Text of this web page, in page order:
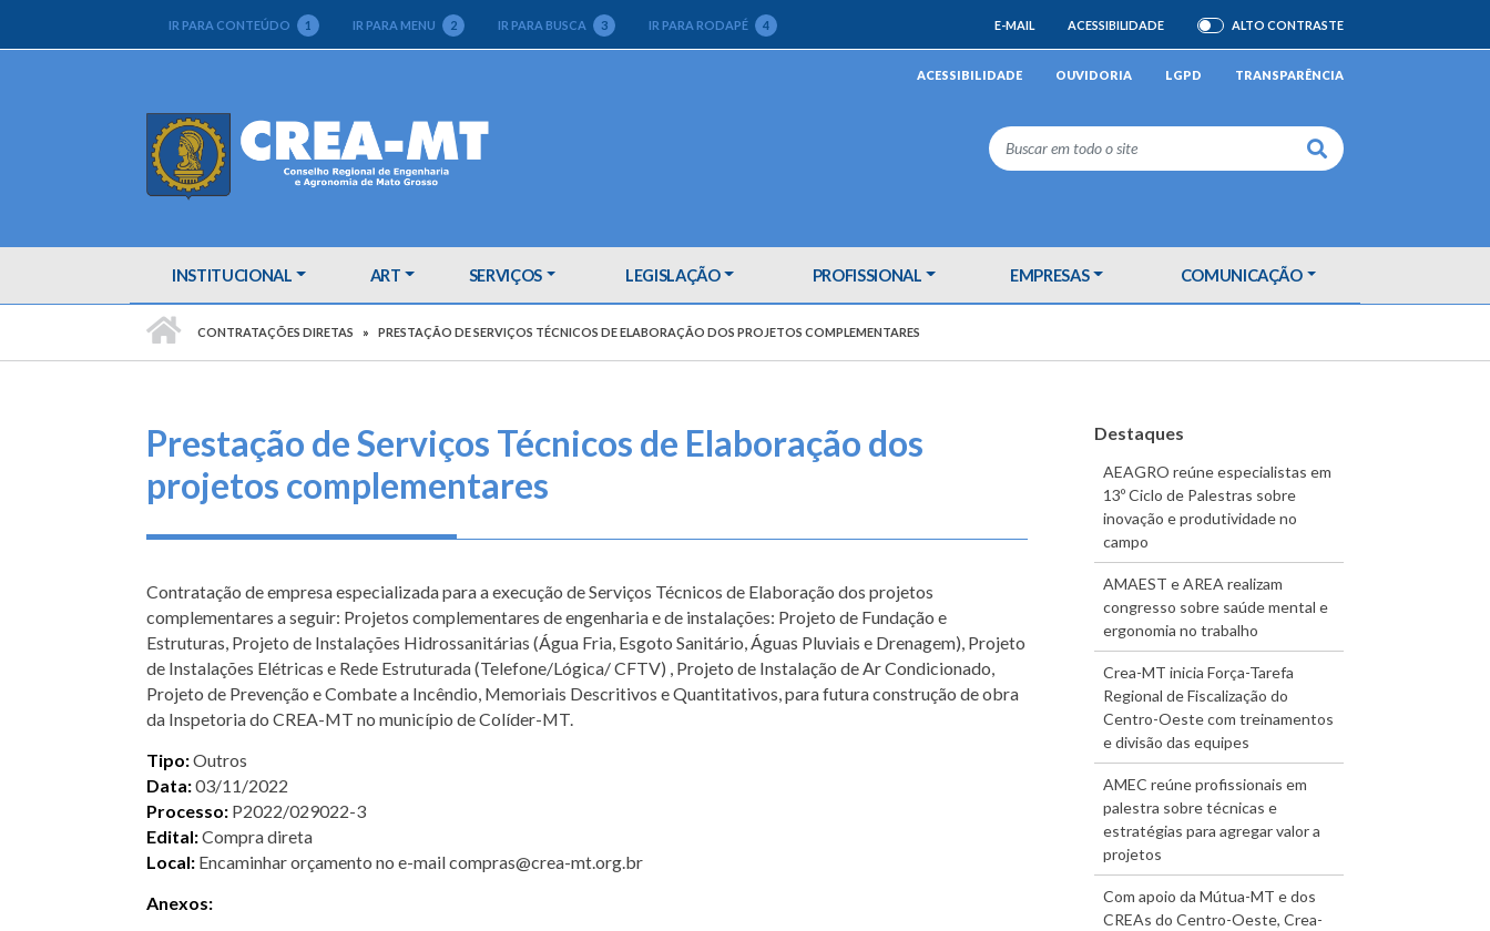
IR PARA CONTEÚDO 1 IR PARA MENU 2 IR PARA BUSCA 3 IR PARA RODAPÉ 4 E-MAIL ACESSIBILIDADE ATIVAR/DESATIVAR
ALTO CONTRASTE
ACESSIBILIDADE OUVIDORIA LGPD TRANSPARÊNCIA
Buscar
INSTITUCIONAL ART SERVIÇOS LEGISLAÇÃO PROFISSIONAL EMPRESAS COMUNICAÇÃO
CONTRATAÇÕES DIRETAS PRESTAÇÃO DE SERVIÇOS TÉCNICOS DE ELABORAÇÃO DOS PROJETOS COMPLEMENTARES
Prestação de Serviços Técnicos de Elaboração dos
projetos complementares
Contratação de empresa especializada para a execução de Serviços Técnicos de Elaboração dos projetos
complementares a seguir: Projetos complementares de engenharia e de instalações: Projeto de Fundação e
Estruturas, Projeto de Instalações Hidrossanitárias (Água Fria, Esgoto Sanitário, Águas Pluviais e Drenagem), Projeto
de Instalações Elétricas e Rede Estruturada (Telefone/Lógica/ CFTV) , Projeto de Instalação de Ar Condicionado,
Projeto de Prevenção e Combate a Incêndio, Memoriais Descritivos e Quantitativos, para futura construção de obra
da Inspetoria do CREA-MT no município de Colíder-MT.
Tipo:Outros
Data:03/11/2022
Processo: P2022/029022-3
Edital:Compra direta
Local: Encaminhar orçamento no e-mail compras@crea-mt.org.br
Anexos:
Destaques
AEAGRO reúne especialistas em
13º Ciclo de Palestras sobre
inovação e produtividade no
campo
AMAEST e AREA realizam
congresso sobre saúde mental e
ergonomia no trabalho
Crea-MT inicia Força-Tarefa
Regional de Fiscalização do
Centro-Oeste com treinamentos
e divisão das equipes
AMEC reúne profissionais em
palestra sobre técnicas e
estratégias para agregar valor a
projetos
Com apoio da Mútua-MT e dos
CREAs do Centro-Oeste, Crea-